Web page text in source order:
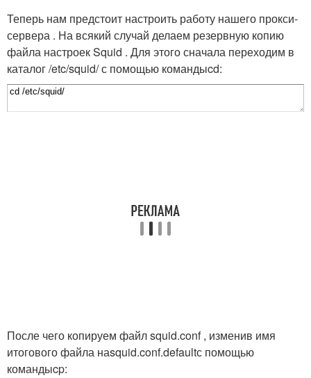
Теперь нам предстоит настроить работу нашего прокси-
сервера . На всякий случай делаем резервную копию
файла настроек Squid . Для этого сначала переходим в
каталог /etc/squid/ с помощью командыcd:
После чего копируем файл squid.conf , изменив имя
итогового файла наsquid.conf.defaultс помощью
командыcp: